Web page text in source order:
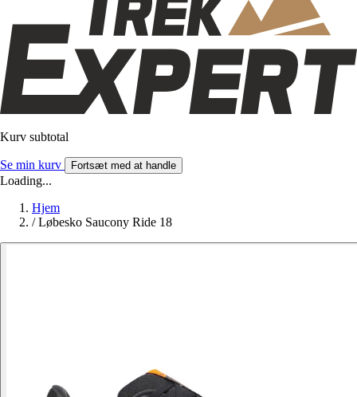
Kurv subtotal
Se min kurv Fortsæt med at handle
Loading...
Hjem
/ Løbesko Saucony Ride 18